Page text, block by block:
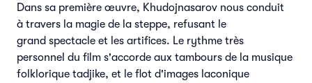
Dans sa première œuvre, Khudojnasarov nous conduit
à travers la magie de la steppe, refusant le
grand spectacle et les artifices. Le rythme très
personnel du film s'accorde aux tambours de la musique
folklorique tadjike, et le flot d'images laconique